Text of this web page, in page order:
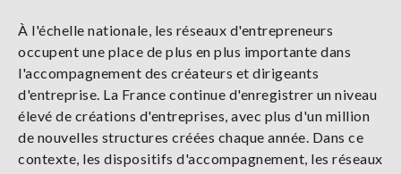
À l'échelle nationale, les réseaux d'entrepreneurs
occupent une place de plus en plus importante dans
l'accompagnement des créateurs et dirigeants
d'entreprise. La France continue d'enregistrer un niveau
élevé de créations d'entreprises, avec plus d'un million
de nouvelles structures créées chaque année. Dans ce
contexte, les dispositifs d'accompagnement, les réseaux